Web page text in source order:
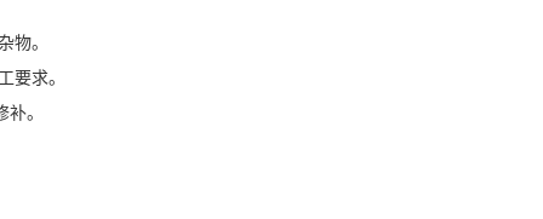
物。
要求。
。